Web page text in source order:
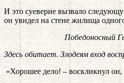
И это суеверие вызвало
он увидел на стене жилища
Победоносный
Здесь обитает. Злодеям вход
«Хорошее дело! – воскликнул он,